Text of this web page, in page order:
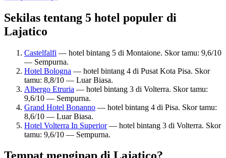
Sekilas tentang 5 hotel populer di
Lajatico
Castelfalfi — hotel bintang 5 di Montaione. Skor tamu: 9,6/10
— Sempurna.
Hotel Bologna — hotel bintang 4 di Pusat Kota Pisa. Skor
tamu: 8,8/10 — Luar Biasa.
Albergo Etruria — hotel bintang 3 di Volterra. Skor tamu:
9,6/10 — Sempurna.
Grand Hotel Bonanno — hotel bintang 4 di Pisa. Skor tamu:
8,6/10 — Luar Biasa.
Hotel Volterra In Superior— hotel bintang 3 di Volterra. Skor
tamu: 9,6/10 — Sempurna.